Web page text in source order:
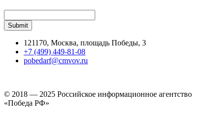
121170, Москва, площадь Победы, 3
+7 (499) 449-81-08
pobedarf@cmvov.ru
© 2018 — 2025 Российское информационное агентство
«Победа РФ»